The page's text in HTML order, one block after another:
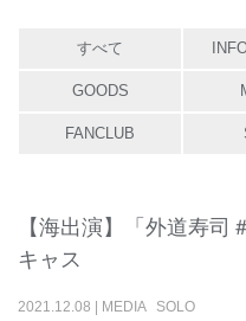
すべて
GOODS
FANCLUB
【海出演】「外道寿司
キャス
2021.12.08 MEDIA SOLO